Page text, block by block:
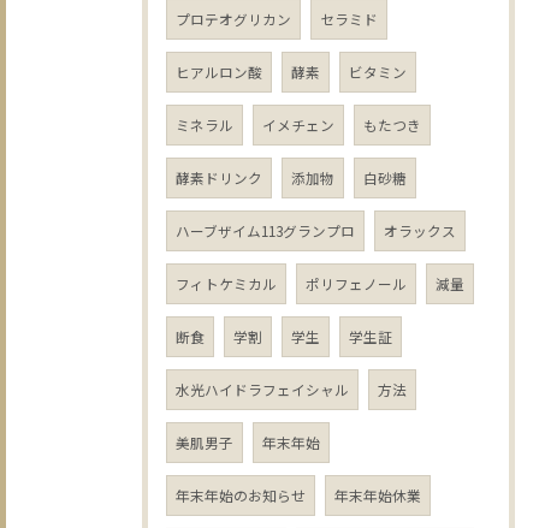
プロテオグリカン セラミド
ヒアルロン酸 酵素 ビタミン
ミネラル イメチェン もたつき
酵素ドリンク 添加物 白砂糖
ハーブザイム113グランプロ オラックス
フィトケミカル ポリフェノール 減量
断食 学割 学生 学生証
水光ハイドラフェイシャル 方法
美肌男子 年末年始
年末年始のお知らせ 年末年始休業